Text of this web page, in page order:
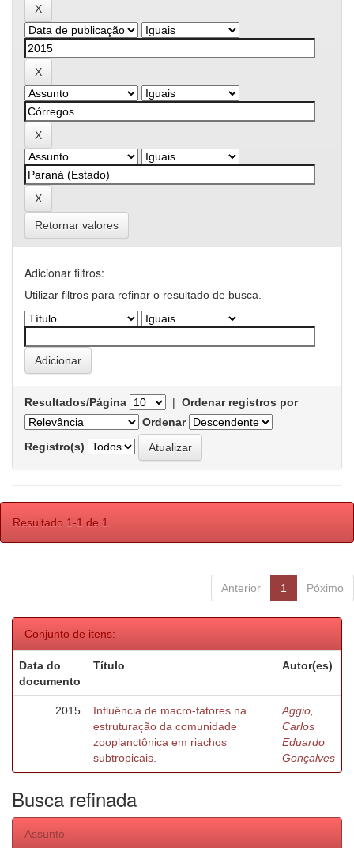
Retornar valores
Adicionar filtros:
Utilizar filtros para refinar o resultado de busca.
Resultados/Página | Ordenar registros por
Ordenar
Registro(s)
Resultado 1-1 de 1.
Anterior 1 Póximo
Conjunto de itens:
Data do
documento
Título Autor(es)
2015
Influência de macro-fatores na
estruturação da comunidade
zooplanctônica em riachos
subtropicais.
Aggio,
Carlos
Eduardo
Gonçalves
Busca refinada
Assunto